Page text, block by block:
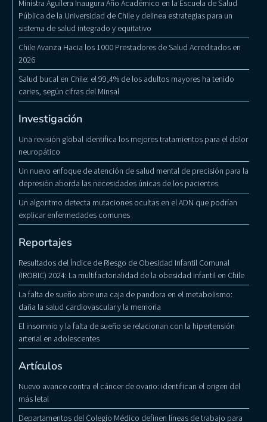
Ministra Aguilera Inaugura Año Académico en la Escuela de Salud
Pública de la Universidad de Chile y delinea estrategias para un
sistema de salud integrado y equitativo
Chile Avanza Hacia los 1000 Prestadores de Salud Acreditados en
2026
Salud bucal en Chile: el 99,4% de los adultos mayores ha tenido
caries, según cifras del Minsal
Investigación
Una revisión global identifica los mejores tratamientos para el dolor
neuropático
Un nuevo enfoque de atención de salud mental de precisión para la
depresión aborda las necesidades únicas de los pacientes
Un algoritmo detecta mutaciones ocultas en el ADN que podrían
explicar enfermedades comunes
Reportajes
Resultados del Índice de Riesgo de Obesidad Infantil Comunal
(IROBIC) 2024: La multifactorialidad de la obesidad infantil en Chile
La falta de sueño abre una caja de pandora en el metabolismo:
daña la salud cardiovascular y la memoria
El insomnio y la falta de sueño se relacionan con la hipertensión
arterial en adolescentes
Artículos
Nuevo avance contra el cáncer de ovario: identifican el origen del
más letal
Departamentos del Colegio Médico definen líneas de trabajo para